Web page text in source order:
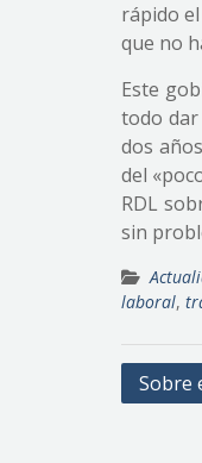
rápido
que no
Este
todo
dos
del
RDL
sin
laboral,
Sobre